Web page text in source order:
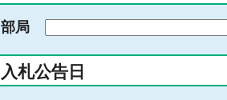
入
力
部局
入札公告日